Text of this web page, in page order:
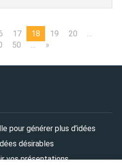
17 18 19 20
…
50 … »
pour générer plus d’idées
désirables
vos présentations